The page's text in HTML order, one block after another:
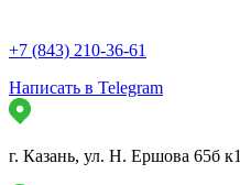
+7 (843) 210-36-61
Написать в Telegram
г. Казань, ул. Н. Ершова 65б к1